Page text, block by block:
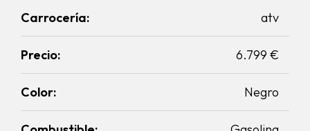
Carrocería: atv
Precio: 6.799 €
Color: Negro